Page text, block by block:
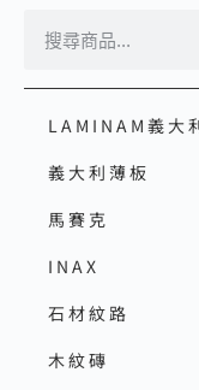
LAMINAM義大
義大利薄板
馬賽克
INAX
石材紋路
木紋磚